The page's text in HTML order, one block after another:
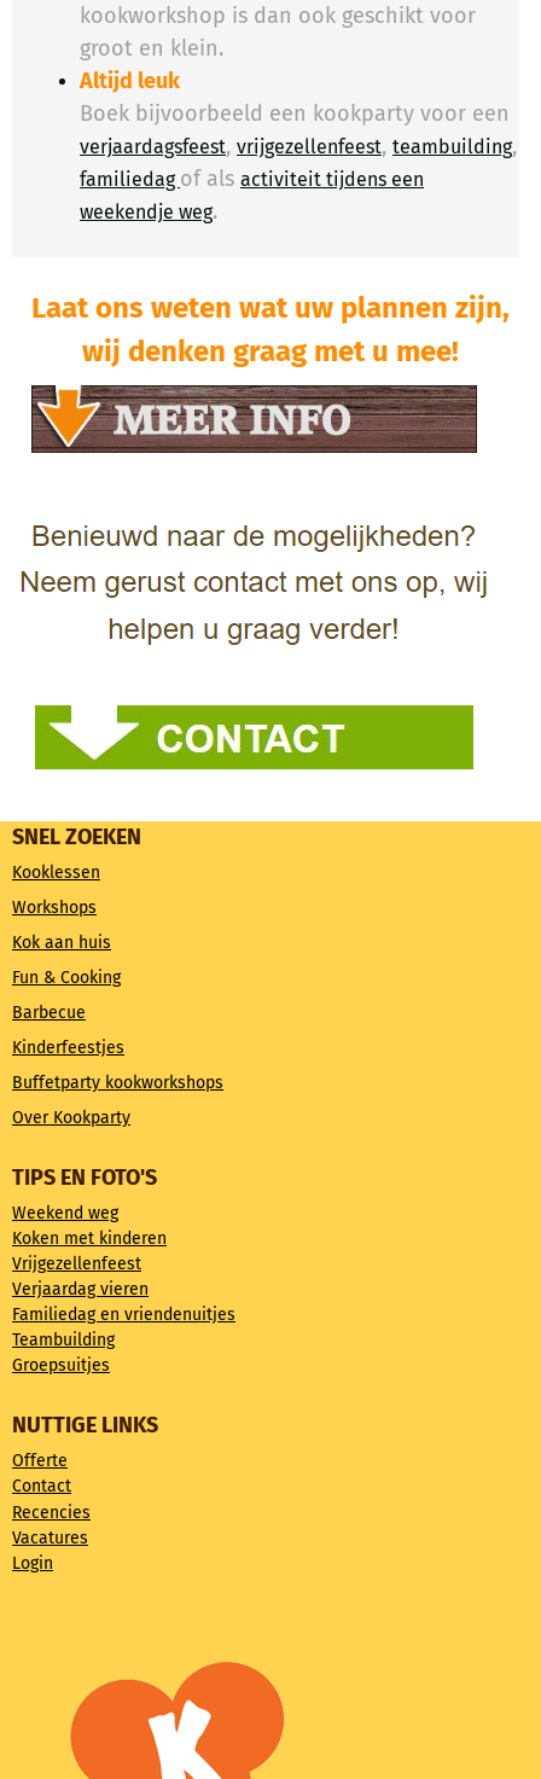
kookworkshop is dan ook geschikt voor
groot en klein.
Altijd leuk
Boek bijvoorbeeld een kookparty voor een
verjaardagsfeest, vrijgezellenfeest, teambuilding,
familiedag of als activiteit tijdens een
weekendje weg.
Laat ons weten wat uw plannen zijn,
wij denken graag met u mee!​
SNEL ZOEKEN
Kooklessen
Workshops
Kok aan huis
Fun & Cooking
Barbecue
Kinderfeestjes
Buffetparty kookworkshops
Over Kookparty
TIPS EN FOTO'S
Weekend weg
Koken met kinderen
Vrijgezellenfeest
Verjaardag vieren
Familiedag en vriendenuitjes
Teambuilding
Groepsuitjes
NUTTIGE LINKS
Offerte
Contact
Recencies
Vacatures
Login